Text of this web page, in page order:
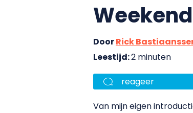
DoorRick
Leestijd:2 minuten
reageer
Van mijn eigen